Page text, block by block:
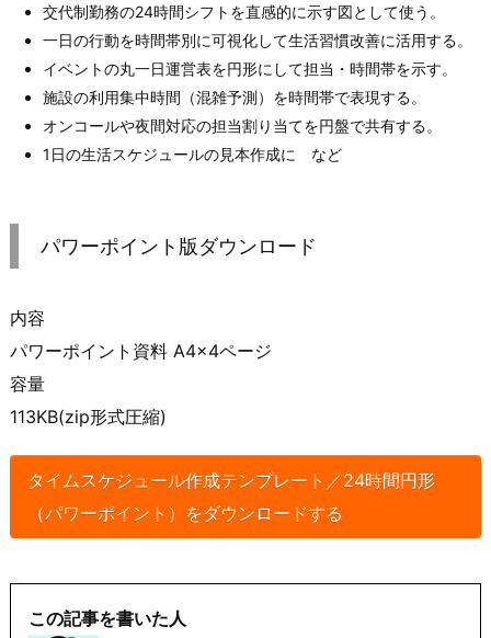
交代制勤務の24時間シフトを直感的に示す図として使う。
一日の行動を時間帯別に可視化して生活習慣改善に活用する。
イベントの丸一日運営表を円形にして担当・時間帯を示す。
施設の利用集中時間（混雑予測）を時間帯で表現する。
オンコールや夜間対応の担当割り当てを円盤で共有する。
1日の生活スケジュールの見本作成に など
パワーポイント版ダウンロード
内容
パワーポイント資料 A4×4ページ
容量
113KB(zip形式圧縮)
タイムスケジュール作成テンプレート／24時間円形
（パワーポイント）をダウンロードする
この記事を書いた人